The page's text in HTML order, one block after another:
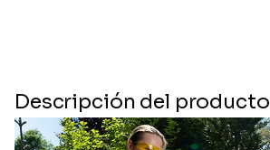
Descripción del producto